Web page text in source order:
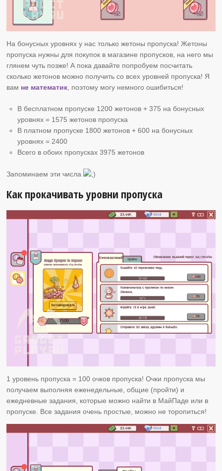
На бонусных уровнях у нас только жетоны пропуска! Жетоны
пропуска нужны для покупок в магазине пропусков, на него мы
глянем чуть позже! А пока давайте попробуем посчитать
сколько жетонов можно получить со всех уровней пропуска! Я
вам не математик , поэтому могу немного ошибиться!
В бесплатном пропуске 1200 жетонов + 375 на бонусных
уровнях = 1575 жетонов пропуска
В платном пропуске 1800 жетонов + 600 на бонусных
уровнях = 2400
Всего в обоих пропусках 3975 жетонов
Запоминаем эти числа
Как прокачивать уровни пропуска
1 уровень пропуска = 100 очков пропуска! Очки пропуска мы
получаем выполняя еженедельные, общие (пройти) и
ежедневные задания, которые можно найти в МайПаде или в
пропуске. Все задания очень простые, можно не торопиться!